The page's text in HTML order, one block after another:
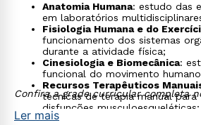
Anatomia Humana: estudo das
em laboratórios
Fisiologia Humana e do
funcionamento dos sistemas
durante a atividade física;
Cinesiologia e Biomecânica:
funcional do movimento
Recursos Terapêuticos
técnicas de terapia manual
disfunções musculoesqueléticas;
Eletrotermofototerapia
Confira a grade curricular completa
Ler mais